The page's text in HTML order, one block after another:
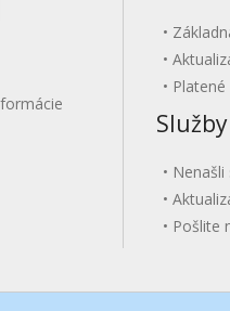
Pošlite